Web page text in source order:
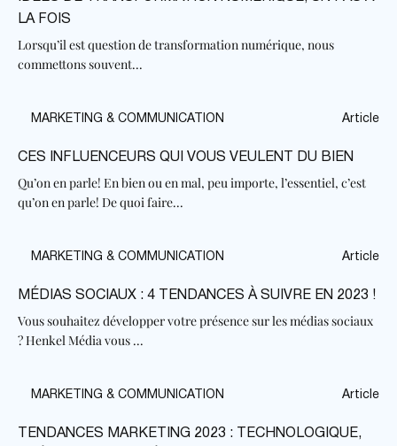
LA FOIS
Lorsqu’il est question de transformation numérique, nous
commettons souvent...
MARKETING & COMMUNICATION Article
CES INFLUENCEURS QUI VOUS VEULENT DU BIEN
Qu’on en parle! En bien ou en mal, peu importe, l’essentiel, c’est
qu’on en parle! De quoi faire...
MARKETING & COMMUNICATION Article
MÉDIAS SOCIAUX : 4 TENDANCES À SUIVRE EN 2023 !
Vous souhaitez développer votre présence sur les médias sociaux
? Henkel Média vous ...
MARKETING & COMMUNICATION Article
TENDANCES MARKETING 2023 : TECHNOLOGIQUE,